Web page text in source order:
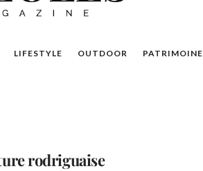
LIFESTYLE OUTDOOR PATRIMOINE
rodriguaise